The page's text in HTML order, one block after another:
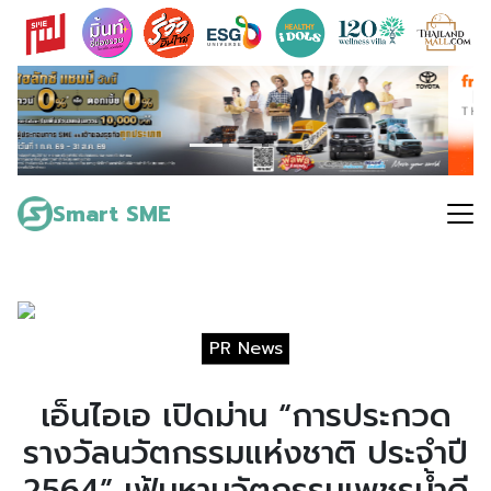
Skip
content
Smart SME
Search
for:
PR News
เอ็นไอเอ เปิดม่าน “การประกวด
รางวัลนวัตกรรมแห่งชาติ ประจำปี